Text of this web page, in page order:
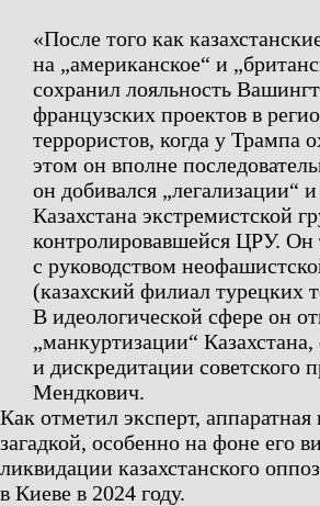
«После того как
на „американское“ и
сохранил лояльность
французских проектов в
террористов, когда у
этом он вполне
он добивался „легализации“
Казахстана экстремистской
контролировавшейся ЦРУ. Он
с руководством
(казахский филиал турецких
В идеологической сфере он
„манкуртизации“
и дискредитации советского
Мендкович.
Как отметил эксперт,
загадкой, особенно на фоне его
ликвидации казахстанского
в Киеве в 2024 году.